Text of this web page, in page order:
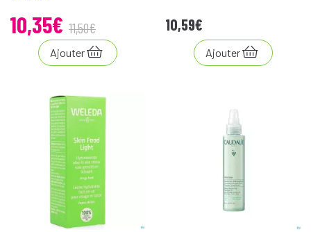
10,35€ 11,50€
Ajouter
10,59€
Ajouter